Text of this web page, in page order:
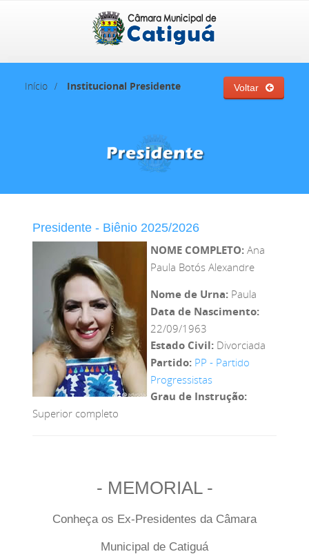
Início Institucional Presidente Voltar
Presidente - Biênio 2025/2026
NOME COMPLETO:Ana
Paula Botós Alexandre
Nome de Urna:Paula
Data de Nascimento:
22/09/1963
Estado Civil:Divorciada
Partido: PP - Partido
Progressistas
Grau de Instrução:
Superior completo
- MEMORIAL -
Conheça os Ex-Presidentes da Câmara
Municipal de Catiguá